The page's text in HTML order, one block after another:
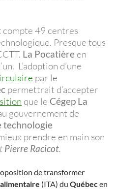
compte 49 centres
Presque tous
La Pocatière en
L’adoption d’une
par le
permettrait d’accepter
que le Cégep La
gouvernement de
technologie
prendre en main son
Pierre Racicot.
de transformer
(ITA) du Québecen